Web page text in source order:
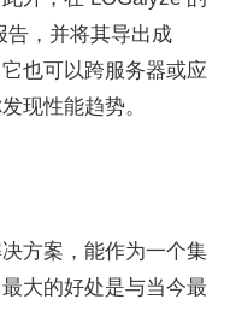
告，并将其导出成
也可以跨服务器或应
现性能趋势。
方案，能作为一个集
大的好处是与当今最